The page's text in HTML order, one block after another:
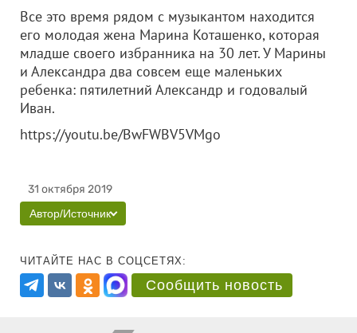
Все это время рядом с музыкантом находится
его молодая жена Марина Коташенко, которая
младше своего избранника на 30 лет. У Марины
и Александра два совсем еще маленьких
ребенка: пятилетний Александр и годовалый
Иван.
https://youtu.be/BwFWBV5VMgo
31 октября 2019
Автор/Источник
ЧИТАЙТЕ НАС В СОЦСЕТЯХ:
Сообщить новость